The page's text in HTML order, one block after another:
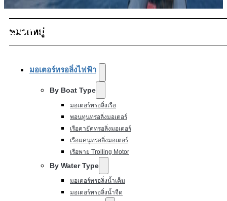
SUP Electric Thruster
หมวดหมู่
มอเตอร์ทรอลิ่งไฟฟ้า
By Boat Type
มอเตอร์ทรอลิ่งเรือ
พอนทูนทรอลิ่งมอเตอร์
เรือคายัคทรอลิ่งมอเตอร์
เรือแคนูทรอลิ่งมอเตอร์
เรือพาย Trolling Motor
By Water Type
มอเตอร์ทรอลิ่งน้ำเค็ม
มอเตอร์ทรอลิ่งน้ำจืด